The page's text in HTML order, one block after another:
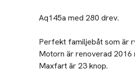
Aq145a med 280 drev.
Perfekt familjebåt som är
Motorn är renoverad 2016
Maxfart är 23 knop.